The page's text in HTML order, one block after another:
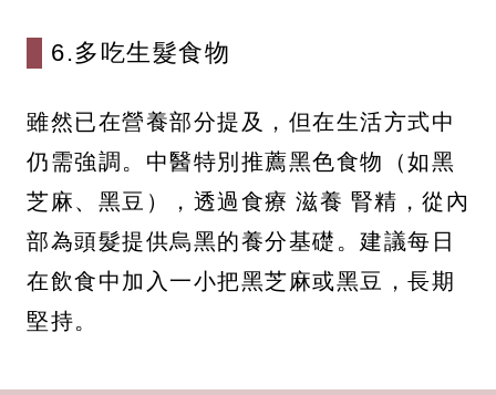
6.多吃生髮食物
雖然已在營養部分提及，但在生活方式中
仍需強調。中醫特別推薦黑色食物（如黑
芝麻、黑豆），透過食療 滋養 腎精，從內
部為頭髮提供烏黑的養分基礎。建議每日
在飲食中加入一小把黑芝麻或黑豆，長期
堅持。